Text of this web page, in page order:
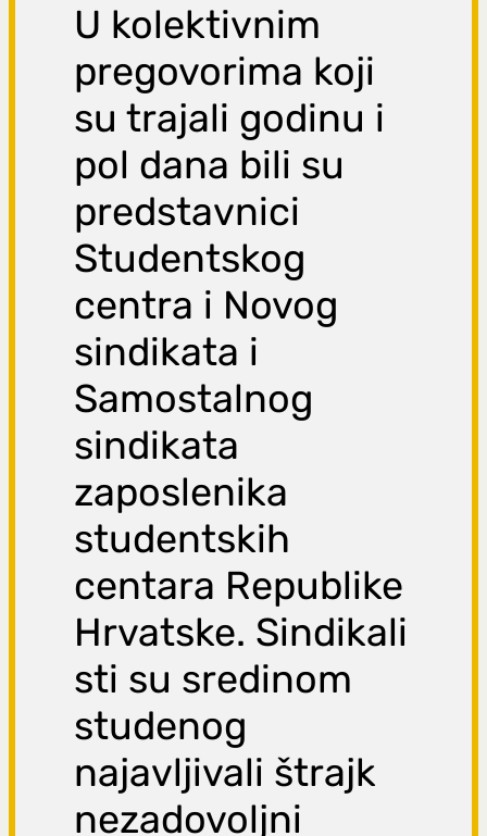
U kolektivnim
pregovorima koji
su trajali godinu i
pol dana bili su
predstavnici
Studentskog
centra i Novog
sindikata i
Samostalnog
sindikata
zaposlenika
studentskih
centara Republike
Hrvatske. Sindikali
sti su sredinom
studenog
najavljivali štrajk
nezadovoljni